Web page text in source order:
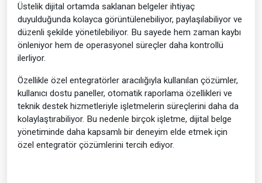
Üstelik dijital ortamda saklanan belgeler ihtiyaç
duyulduğunda kolayca görüntülenebiliyor, paylaşılabiliyor ve
düzenli şekilde yönetilebiliyor. Bu sayede hem zaman kaybı
önleniyor hem de operasyonel süreçler daha kontrollü
ilerliyor.
Özellikle özel entegratörler aracılığıyla kullanılan çözümler,
kullanıcı dostu paneller, otomatik raporlama özellikleri ve
teknik destek hizmetleriyle işletmelerin süreçlerini daha da
kolaylaştırabiliyor. Bu nedenle birçok işletme, dijital belge
yönetiminde daha kapsamlı bir deneyim elde etmek için
özel entegratör çözümlerini tercih ediyor.